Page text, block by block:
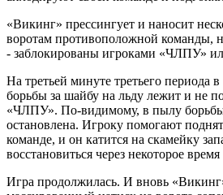
«Викинг» прессингует и наносит
воротам противоположной команды,
- заблокированы игроками «ЧЛПУ»
На третьей минуте третьего периода
борьбы за шайбу на льду лежит и не
«ЧЛПУ». По-видимому, в пылу
остановлена. Игроку помогают
команде, и он катится на скамейку
восстановиться через некоторое
Игра продолжилась. И вновь